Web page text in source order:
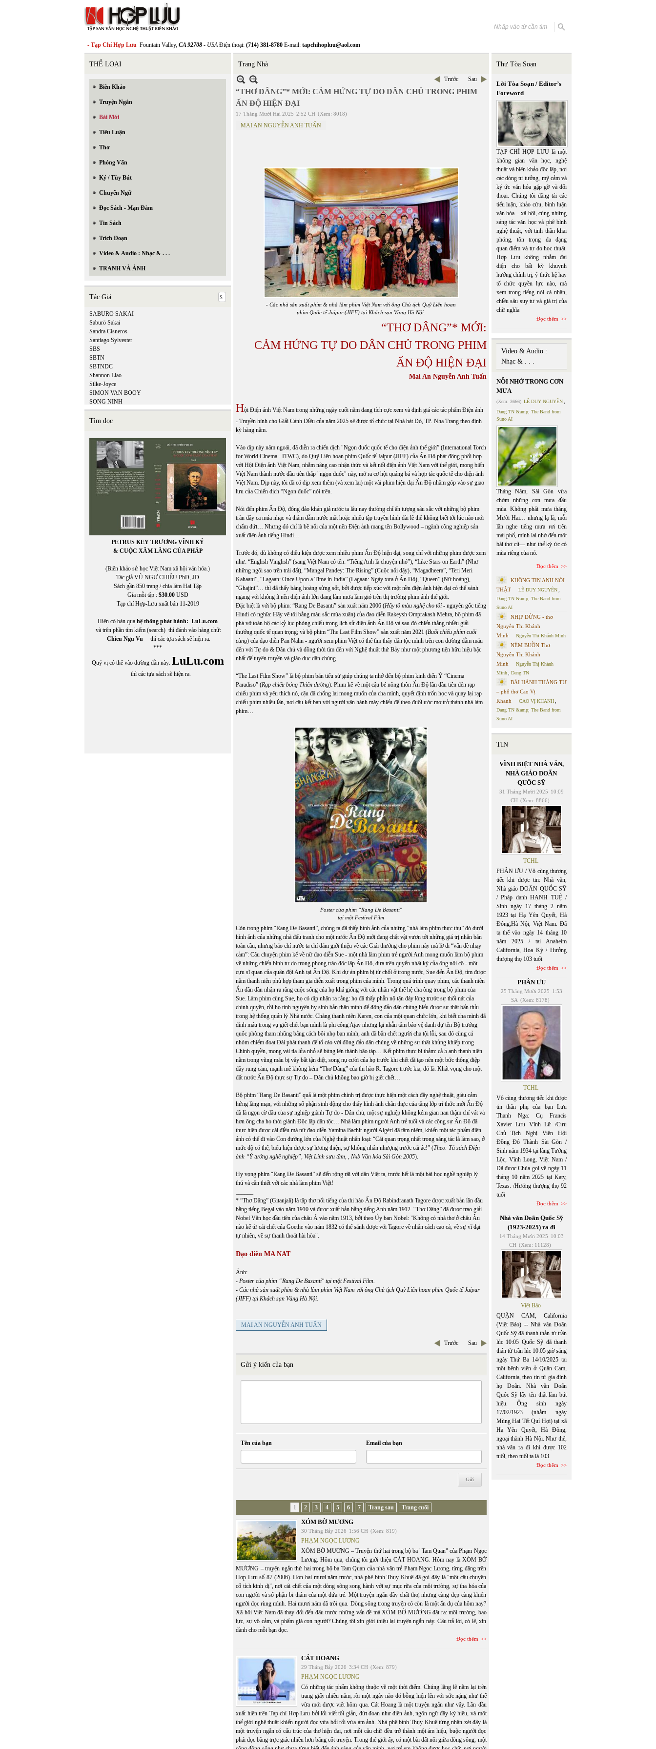
- Tạp Chí Hợp Lưu Fountain Valley, CA 92708 - USAĐiện thoại: (714) 381-8780 E-mail: tapchihopluu@aol.com
THỂ LOẠI
Biên Khảo
Truyện Ngắn
Bài Mới
Tiểu Luận
Thơ
Phỏng Vấn
Ký / Tùy Bút
Chuyển Ngữ
Đọc Sách - Mạn Đàm
Tin Sách
Trích Đoạn
Video & Audio : Nhạc & . . .
TRANH VÀ ẢNH
Tác Giả
SABURO SAKAI
Saburō Sakai
Sandra Cisneros
Santiago Sylvester
SBS
SBTN
SBTNDC
Shannon Liao
Silke-Joyce
SIMON VAN BOOY
SONG NINH
SONG THAO
SUZANNE WANG
Tìm đọc
PETRUS KEY TRƯƠNG VĨNH KÝ
& CUỘC XÂM LĂNG CỦA PHÁP
(Biên khảo sử học Việt Nam xã hội văn hóa.)
Tác giả VŨ NGỰ CHIÊU PhD, JD
Sách gần 850 trang / chia làm Hai Tập
Gía mỗi tập : $30.00USD
Tạp chí Hợp-Lưu xuất bản 11-2019
Hiện có bán qua hệ thống phát hành: LuLu.com
và trên phần tìm kiếm (search) thì đánh vào hàng chữ:
Chieu Ngu Vu thì các tựa sách sẽ hiện ra.
***
Quý vị có thể vào đường dẫn này: LuLu.com
thì các tựa sách sẽ hiện ra.
Trang Nhà
Trước Sau
“THƠ DÂNG”* MỚI: CẢM HỨNG TỰ DO DÂN CHỦ TRONG PHIM
ẤN ĐỘ HIỆN ĐẠI
17 Tháng Mười Hai 2025 2:52 CH (Xem: 8018)
MAI AN NGUYỄN ANH TUẤN
- Các nhà sản xuất phim & nhà làm phim Việt Nam với ông Chủ tịch Quỹ Liên hoan
phim Quốc tế Jaipur (JIFF) tại Khách sạn Vàng Hà Nội.
“THƠ DÂNG”* MỚI:
CẢM HỨNG TỰ DO DÂN CHỦ TRONG PHIM
ẤN ĐỘ HIỆN ĐẠI
Mai An Nguyễn Anh Tuấn
Hội Điện ảnh Việt Nam trong những ngày cuối năm đang tích cực xem và định giá các tác phẩm Điện ảnh
- Truyền hình cho Giải Cánh Diều của năm 2025 sẽ được tổ chức tại Nhà hát Đó, TP. Nha Trang theo định
kỳ hàng năm.
Vào dịp này năm ngoái, đã diễn ra chiến dịch "Ngọn đuốc quốc tế cho điện ảnh thế giới” (International Torch
for World Cinema - ITWC), do Quỹ Liên hoan phim Quốc tế Jaipur (JIFF) của Ấn Độ phát động phối hợp
với Hội Điện ảnh Việt Nam, nhằm nâng cao nhận thức và kết nối điện ảnh Việt Nam với thế giới, mong biến
Việt Nam thành nước đầu tiên thắp "ngọn đuốc" này, mở ra cơ hội quảng bá và hợp tác quốc tế cho điện ảnh
Việt Nam. Dịp này, tôi đã có dịp xem thêm (và xem lại) một vài phim hiện đại Ấn Độ nhằm góp vào sự giao
lưu của Chiến dịch “Ngọn đuốc” nói trên.
Nói đến phim Ấn Độ, đông đảo khán giả nước ta lâu nay thường chỉ ấn tượng sâu sắc với những bộ phim
tràn đầy ca múa nhạc và thấm đẫm nước mắt hoặc nhiều tập truyền hình dài lê thê không biết tới lúc nào mới
chấm dứt… Nhưng đó chỉ là bề nổi của một nền Điện ảnh mang tên Bollywood – ngành công nghiệp sản
xuất điện ảnh tiếng Hindi…
Trước đó, dù không có điều kiện được xem nhiều phim Ấn Độ hiện đại, song chỉ với những phim được xem
như: “English Vinglish” (sang Việt Nam có tên: “Tiếng Anh là chuyện nhỏ”), “Like Stars on Earth” (Như
những ngôi sao trên trái đất), “Mangal Pandey: The Rising” (Cuộc nổi dậy), “Magadheera”, “Teri Meri
Kahaani”, “Lagaan: Once Upon a Time in India” (Lagaan: Ngày xưa ở Ấn Độ), “Queen” (Nữ hoàng),
“Ghajini”… thì đã thấy bàng hoàng sửng sốt, bởi được tiếp xúc với một nền điện ảnh hiện đại có thể sánh
ngang với không ít nền điện ảnh lớn đang làm mưa làm gió trên thị trường phim ảnh thế giới.
Đặc biệt là với bộ phim: “Rang De Basanti” sản xuất năm 2006 (Hãy tô màu nghệ cho tôi - nguyên gốc tiếng
Hindi có nghĩa: Hãy vẽ tôi bằng màu sắc mùa xuân) của đạo diễn Rakeysh Omprakash Mehra, bộ phim đã
phá vỡ toàn bộ các kỷ lục phòng chiếu trong lịch sử điện ảnh Ấn Độ và sau đó chiến thắng nhiều giải
thưởng quốc tế quan trọng; và bộ phim “The Last Film Show” sản xuất năm 2021 (Buổi chiếu phim cuối
cùng) của đạo diễn Pan Nalin - người xem phim Việt có thể tìm thấy dân tộc mình trên con đường đẫm máu
đến với Tự do & Dân chủ và đồng thời tìm đến với Nghệ thuật thứ Bảy như một phương tiện hữu hiệu bậc
nhất để tuyên truyền và giáo dục dân chúng.
“The Last Film Show” là bộ phim bán tiểu sử giúp chúng ta nhớ đến bộ phim kinh điển Ý “Cinema
Paradiso” (Rạp chiếu bóng Thiên đường): Phim kể về một cậu bé nông thôn Ấn Độ lần đầu tiên đến rạp
chiếu phim và yêu thích nó, cậu đã chống lại mong muốn của cha mình, quyết định trốn học và quay lại rạp
chiếu phim nhiều lần, nơi cậu kết bạn với người vận hành máy chiếu để theo đuổi ước mơ trở thành nhà làm
phim…
Poster của phim “Rang De Basanti"
tại một Festival Film
Còn trong phim “Rang De Basanti”, chúng ta đã thấy hình ảnh của những “nhà làm phim thực thụ” đó dưới
hình ảnh của những nhà đấu tranh cho một nước Ấn Độ mới đang chật vật vươn tới những giá trị nhân bản
toàn cầu, nhưng báo chí nước ta chỉ dám giới thiệu về các Giải thưởng cho phim này mà lờ đi “vấn đề nhạy
cảm”: Câu chuyện phim kể về nữ đạo diễn Sue - một nhà làm phim trẻ người Anh mong muốn làm bộ phim
về những chiến binh tự do trong phong trào độc lập Ấn Độ, dựa trên quyển nhật ký của ông nội cô - một
cựu sĩ quan của quân đội Anh tại Ấn Độ. Khi dự án phim bị từ chối ở trong nước, Sue đến Ấn Độ, tìm được
năm thanh niên phù hợp tham gia diễn xuất trong phim của mình. Trong quá trình quay phim, các thanh niên
Ấn dần dần nhận ra rằng cuộc sống của họ khá giống với các nhân vật thế hệ cha ông trong bộ phim của
Sue. Làm phim cùng Sue, họ có dịp nhận ra rằng: họ đã thấy phẫn nộ tận đáy lòng trước sự thối nát của
chính quyền, rồi họ tình nguyện hy sinh bản thân mình để đông đảo dân chúng hiểu được sự thật bẩn thỉu
trong hệ thống quản lý Nhà nước. Chàng thanh niên Karen, con của một quan chức lớn, khi biết cha mình đã
dính máu trong vụ giết chết bạn mình là phi công Ajay nhưng lại nhẫn tâm bảo vệ danh dự tên Bộ trưởng
quốc phòng tham nhũng bằng cách bôi nhọ bạn mình, anh đã bắn chết người cha tội lỗi, sau đó cùng cả
nhóm chiếm đoạt Đài phát thanh để tố cáo với đông đảo dân chúng về những sự thật khủng khiếp trong
Chính quyền, mong vài tia lửa nhỏ sẽ bùng lên thành bão táp… Kết phim thực bi thảm: cả 5 anh thanh niên
nằm trong vũng máu bị vây bắt tận diệt, song nụ cười của họ trước khi chết đã tạo nên một bức thông điệp
đầy rung cảm, mạnh mẽ không kém “Thơ Dâng” của thi hào R. Tagore trước kia, đó là: Khát vọng cho một
đất nước Ấn Độ thực sự Tự do – Dân chủ không bao giờ bị giết chết…
Bộ phim “Rang De Basanti” quả là một phim chính trị được thực hiện một cách đầy nghệ thuật, giàu cảm
hứng lãng mạn, với những số phận sinh động cho thấy hình ảnh chân thực của tầng lớp trí thức mới Ấn Độ
đã là ngọn cờ đầu của sự nghiệp giành Tự do - Dân chủ, một sự nghiệp không kém gian nan thậm chí vất vả
hơn ông cha họ thời giành Độc lập dân tộc… Nhà làm phim người Anh trẻ tuổi và các cộng sự Ấn Độ đã
thực hiện được cái điều mà nữ đạo diễn Yamina Bachir người Algéri đã tâm niệm, khiến một tác phẩm điện
ảnh có thể đi vào Con đường lớn của Nghệ thuật nhân loại: “Cái quan trọng nhất trong sáng tác là làm sao, ở
mức độ có thể, biểu hiện được sự lương thiện, sự không nhân nhượng trước cái ác!” (Theo: Tủ sách Điện
ảnh “Ý tưởng nghề nghiệp”, Việt Linh sưu tầm, , Nxb Văn hóa Sài Gòn 2005).
Hy vọng phim “Rang De Basanti” sẽ đến rộng rãi với dân Việt ta, trước hết là một bài học nghề nghiệp lý
thú và cần thiết với các nhà làm phim Việt!
* “Thơ Dâng” (Gitanjali) là tập thơ nổi tiếng của thi hào Ấn Độ Rabindranath Tagore được xuất bản lần đầu
bằng tiếng Begal vào năm 1910 và được xuất bản bằng tiếng Anh năm 1912. “Thơ Dâng” đã được trao giải
Nobel Văn học đầu tiên của châu Á vào năm 1913, bởi theo Ủy ban Nobel: "Không có nhà thơ ở châu Âu
nào kể từ cái chết của Goethe vào năm 1832 có thể sánh được với Tagore về nhân cách cao cả, về sự vĩ đại
tự nhiên, về sự thanh thoát hài hòa".
Đạo diễn MA NAT
Ảnh:
- Poster của phim “Rang De Basanti" tại một Festival Film.
- Các nhà sản xuất phim & nhà làm phim Việt Nam với ông Chủ tịch Quỹ Liên hoan phim Quốc tế Jaipur
(JIFF) tại Khách sạn Vàng Hà Nội.
MAI AN NGUYỄN ANH TUẤN
Trước Sau
Gửi ý kiến của bạn
Tên của bạn Email của bạn
1 2 3 4 5 6 7 Trang sau Trang cuối
XÓM BỜ MƯƠNG
30 Tháng Bảy 2026 1:56 CH (Xem: 819)
PHẠM NGỌC LƯƠNG
XÓM BỜ MƯƠNG – Truyện thứ hai trong bộ ba "Tam Quan" của Phạm Ngọc
Lương. Hôm qua, chúng tôi giới thiệu CÁT HOANG. Hôm nay là XÓM BỜ
MƯƠNG – truyện ngắn thứ hai trong bộ ba Tam Quan của nhà văn trẻ Phạm Ngọc Lương, từng đăng trên
Hợp Lưu số 87 (2006). Hơn hai mươi năm trước, nhà phê bình Thụy Khuê đã gọi đây là "một câu chuyện
cổ tích kinh dị", nơi cái chết của một dòng sông song hành với sự mục rữa của môi trường, sự tha hóa của
con người và số phận bi thảm của một đứa trẻ. Một truyện ngắn đầy chất thơ, nhưng càng đẹp càng khiến
người đọc rùng mình. Hai mươi năm đã trôi qua. Dòng sông trong truyện có còn là một ẩn dụ của hôm nay?
Xã hội Việt Nam đã thay đổi đến đâu trước những vấn đề mà XÓM BỜ MƯƠNG đặt ra: môi trường, bạo
lực, sự vô cảm, và phẩm giá con người? Chúng tôi xin giới thiệu lại truyện ngắn này. Câu trả lời, có lẽ, xin
dành cho mỗi bạn đọc.
Đọc thêm
CÁT HOANG
29 Tháng Bảy 2026 3:34 CH (Xem: 879)
PHẠM NGỌC LƯƠNG
Có những tác phẩm không thuộc về một thời điểm. Chúng lặng lẽ nằm lại trên
trang giấy nhiều năm, rồi một ngày nào đó bỗng hiện lên với sức nặng như thể
vừa mới được viết hôm qua. Cát Hoang là một truyện ngắn như vậy. Lần đầu
xuất hiện trên Tạp chí Hợp Lưu bởi lối viết tối giản, đứt đoạn như điện ảnh, ngôn ngữ đầy ký hiệu, và một
thế giới nghệ thuật khiến người đọc vừa bối rối vừa ám ảnh. Nhà phê bình Thụy Khuê từng nhận xét đây là
một truyện ngắn có cấu trúc của thơ hiện đại, nơi mỗi câu chữ đều trở thành một ám hiệu, buộc người đọc
phải đọc bằng trực giác nhiều hơn bằng cốt truyện. Trong thế giới ấy, có một bãi đất nổi giữa dòng sông, một
Thư Tòa Soạn
Lời Tòa Soạn / Editor’s
Foreword
TẠP CHÍ HỢP LƯU là một
không gian văn học, nghệ
thuật và biên khảo độc lập, nơi
các dòng tư tưởng, mỹ cảm và
ký ức văn hóa gặp gỡ và đối
thoại. Chúng tôi đăng tải các
tiểu luận, khảo cứu, bình luận
văn hóa – xã hội, cùng những
sáng tác văn học và phê bình
nghệ thuật, với tinh thần khai
phóng, tôn trọng đa dạng
quan điểm và tự do học thuật.
Hợp Lưu không nhằm đại
diện cho bất kỳ khuynh
hướng chính trị, ý thức hệ hay
tổ chức quyền lực nào, mà
xem trọng tiếng nói cá nhân,
chiều sâu suy tư và giá trị của
chữ nghĩa
Đọc thêm
Video & Audio :
Nhạc & . . .
NỖI NHỚ TRONG CƠN
MƯA
(Xem: 3666) LÊ DUY NGUYÊN
Dang TN &amp; The Band from
Suno AI
Tháng Năm, Sài Gòn vừa
chớm những cơn mưa đầu
mùa. Không phải mưa tháng
Mười Hai… nhưng lạ là, mỗi
lần nghe tiếng mưa rơi trên
mái phố, mình lại nhớ đến một
bài thơ cũ— như thể ký ức có
mùa riêng của nó.
Đọc thêm
KHÔNG TIN ANH NÓI
THẬT
LÊ DUY NGUYÊN
Dang TN &amp; The Band from
Suno AI
NHỊP DỪNG - thơ
Nguyễn Thị Khánh
Minh
Nguyễn Thị Khánh Minh
NÉM BUỒN Thơ
Nguyễn Thị Khánh
Minh
Nguyễn Thị Khánh
Minh
Dang TN
BÀI HÀNH THÁNG TƯ
– phổ thơ Cao Vị
Khanh
CAO VỊ KHANH
Dang TN &amp; The Band from
Suno AI
TIN
VĨNH BIỆT NHÀ VĂN,
NHÀ GIÁO DOÃN
QUỐC SỸ
31 Tháng Mười 2025 10:09
CH (Xem: 8866)
TCHL
PHÂN ƯU / Vô cùng thương
tiếc khi được tin: Nhà văn,
Nhà giáo DOÃN QUỐC SỸ
/ Pháp danh HẠNH TUỆ /
Sinh ngày 17 tháng 2 năm
1923 tại Hạ Yên Quyết, Hà
Đông,Hà Nội, Việt Nam. Đã
tạ thế vào ngày 14 tháng 10
năm 2025 / tại Anaheim
California, Hoa Kỳ / Hưởng
thượng thọ 103 tuổi
Đọc thêm
PHÂN ƯU
25 Tháng Mười 2025 1:53
SA (Xem: 8178)
TCHL
Vô cùng thương tiếc khi được
tin thân phụ của bạn Lưu
Thanh Nga: Cụ Francis
Xavier Lưu Vĩnh Lữ /Cựu
Chủ Tịch Nghị Viên Hội
Đồng Đô Thành Sài Gòn /
Sinh năm 1934 tại làng Tưởng
Lộc, Vĩnh Long, Việt Nam /
Đã được Chúa gọi về ngày 11
tháng 10 năm 2025 tại Katy,
Texas. /Hưởng thượng thọ 92
tuổi
Đọc thêm
Nhà văn Doãn Quốc Sỹ
(1923-2025) ra đi
14 Tháng Mười 2025 10:03
CH (Xem: 11128)
Việt Báo
QUẬN CAM, California
(Việt Báo) -- Nhà văn Doãn
Quốc Sỹ đã thanh thản từ trần
lúc 10:05 Quốc Sỹ đã thanh
thản từ trần lúc 10:05 giờ sáng
ngày Thứ Ba 14/10/2025 tại
một bệnh viện ở Quận Cam,
California, theo tin từ gia đình
họ Doãn. Nhà văn Doãn
Quốc Sỹ lấy tên thật làm bút
hiệu. Ông sinh ngày
17/02/1923 (nhằm ngày
Mùng Hai Tết Quí Hợi) tại xã
Hạ Yên Quyết, Hà Đông,
ngoại thành Hà Nội. Như thế,
nhà văn ra đi khi được 102
tuổi, theo tuổi ta là 103.
Đọc thêm